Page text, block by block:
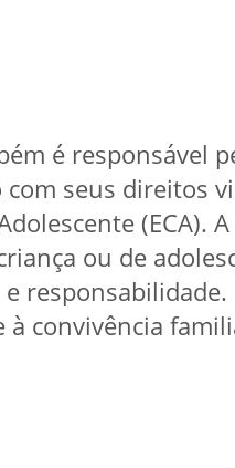
é responsável
seus direitos
(ECA).
ou de
responsabilidade.
convivência